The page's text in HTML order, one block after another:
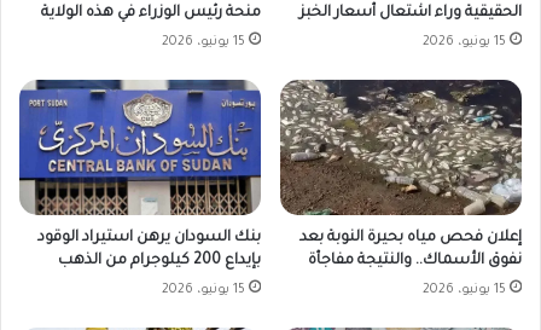
الحقيقية وراء اشتعال أسعار الخبز
15 يونيو، 2026
منحة رئيس الوزراء في هذه الولاية
15 يونيو، 2026
إعلان فحص مياه بحيرة النوبة بعد
نفوق الأسماك.. والنتيجة مفاجأة
15 يونيو، 2026
بنك السودان يرهن استيراد الوقود
بإيداع 200 كيلوجرام من الذهب
15 يونيو، 2026